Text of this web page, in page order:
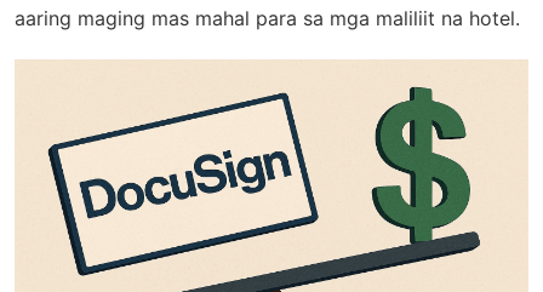
aaring maging mas mahal para sa mga maliliit na hotel.